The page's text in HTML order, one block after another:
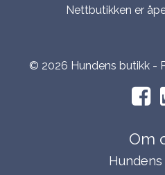
Nettbutikken er
© 2026 Hundens butikk -
Om